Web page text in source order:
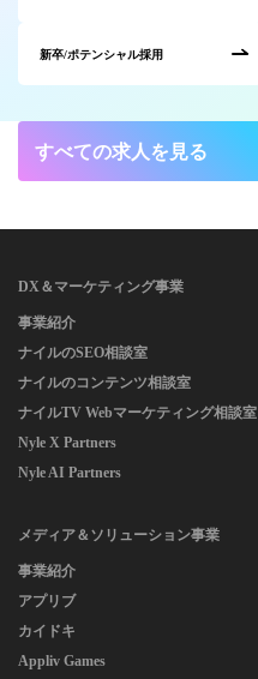
新卒/ポテンシャル採用
すべての求人を見る
DX＆マーケティング事業
事業紹介
ナイルのSEO相談室
ナイルのコンテンツ相談室
ナイルTV Webマーケティング相談室
Nyle X Partners
Nyle AI Partners
メディア＆ソリューション事業
事業紹介
アプリブ
カイドキ
Appliv Games